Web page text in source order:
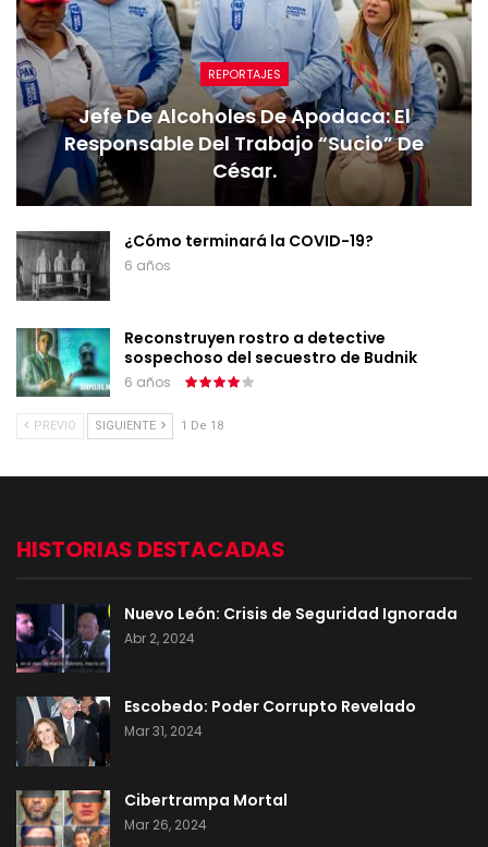
REPORTAJES
Jefe De Alcoholes De Apodaca: El
Responsable Del Trabajo “sucio” De
César.
¿Cómo terminará la COVID-19?
6 años
Reconstruyen rostro a detective
sospechoso del secuestro de Budnik
6 años
PREVIO SIGUIENTE 1 De 18
HISTORIAS DESTACADAS
Nuevo León: Crisis de Seguridad Ignorada
Abr 2, 2024
Escobedo: Poder Corrupto Revelado
Mar 31, 2024
Cibertrampa Mortal
Mar 26, 2024